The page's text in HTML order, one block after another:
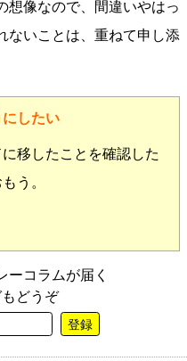
想像なので、間違いやはっ
ないことは、重ねて申し添
したい
移したことを確認した
う。
ーコラムが届く
どうぞ
登録